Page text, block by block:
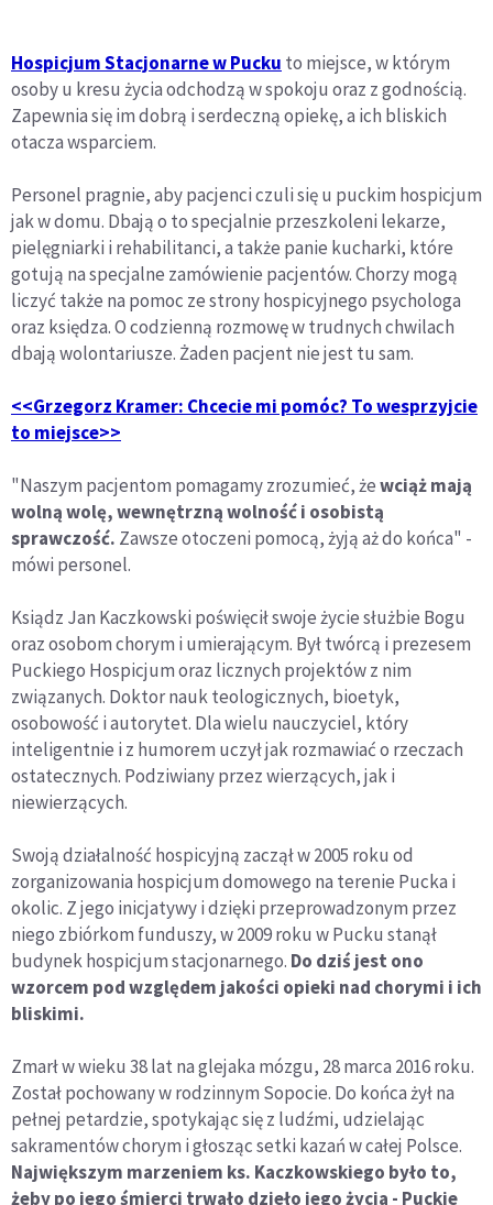
Hospicjum Stacjonarne w Pucku to miejsce, w którym
osoby u kresu życia odchodzą w spokoju oraz z godnością.
Zapewnia się im dobrą i serdeczną opiekę, a ich bliskich
otacza wsparciem.
Personel pragnie, aby pacjenci czuli się u puckim hospicjum
jak w domu. Dbają o to specjalnie przeszkoleni lekarze,
pielęgniarki i rehabilitanci, a także panie kucharki, które
gotują na specjalne zamówienie pacjentów. Chorzy mogą
liczyć także na pomoc ze strony hospicyjnego psychologa
oraz księdza. O codzienną rozmowę w trudnych chwilach
dbają wolontariusze. Żaden pacjent nie jest tu sam.
<<Grzegorz Kramer: Chcecie mi pomóc? To wesprzyjcie
to miejsce>>
"Naszym pacjentom pomagamy zrozumieć, żewciąż mają
wolną wolę, wewnętrzną wolność i osobistą
sprawczość. Zawsze otoczeni pomocą, żyją aż do końca" -
mówi personel.
Ksiądz Jan Kaczkowski poświęcił swoje życie służbie Bogu
oraz osobom chorym i umierającym. Był twórcą i prezesem
Puckiego Hospicjum oraz licznych projektów z nim
związanych. Doktor nauk teologicznych, bioetyk,
osobowość i autorytet. Dla wielu nauczyciel, który
inteligentnie i z humorem uczył jak rozmawiać o rzeczach
ostatecznych. Podziwiany przez wierzących, jak i
niewierzących.
Swoją działalność hospicyjną zaczął w 2005 roku od
zorganizowania hospicjum domowego na terenie Pucka i
okolic. Z jego inicjatywy i dzięki przeprowadzonym przez
niego zbiórkom funduszy, w 2009 roku w Pucku stanął
budynek hospicjum stacjonarnego. Do dziś jest ono
wzorcem pod względem jakości opieki nad chorymi i ich
bliskimi.
Zmarł w wieku 38 lat na glejaka mózgu, 28 marca 2016 roku.
Został pochowany w rodzinnym Sopocie. Do końca żył na
pełnej petardzie, spotykając się z ludźmi, udzielając
sakramentów chorym i głosząc setki kazań w całej Polsce.
Największym marzeniem ks. Kaczkowskiego było to,
żeby po jego śmierci trwało dzieło jego życia - Puckie